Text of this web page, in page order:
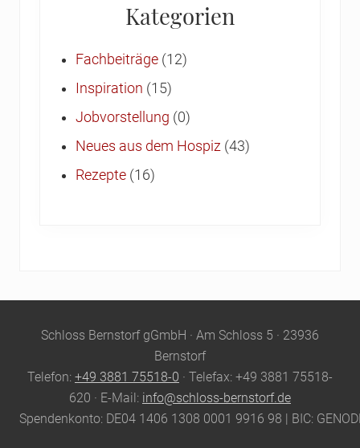
Kategorien
Fachbeiträge (12)
Inspiration (15)
Jobvorstellung (0)
Neues aus dem Hospiz (43)
Rezepte (16)
SiteSchloss Bernstorf gGmbH · Am Schloss 5 · 23936
Bernstorf
Telefon: +49 3881 75518-0 · Telefax: +49 3881 75518-
620 · E-Mail: info@schloss-bernstorf.de
Spendenkonto: DE04 1406 1308 0001 9916 98 | BIC: